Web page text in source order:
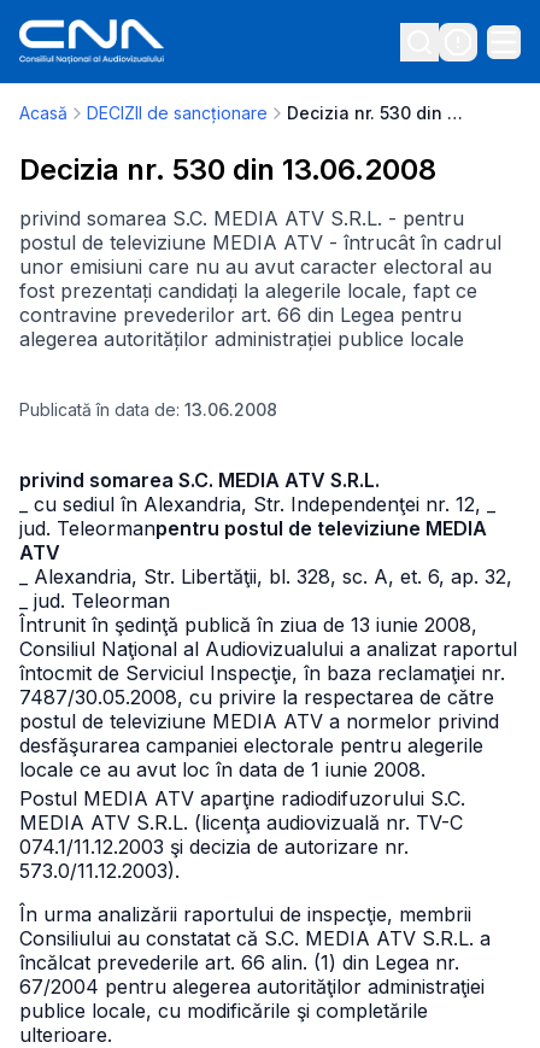
Acasă DECIZII de sancționare Decizia nr. 530 din 13.06.2008
Decizia nr. 530 din 13.06.2008
privind somarea S.C. MEDIA ATV S.R.L. - pentru
postul de televiziune MEDIA ATV - întrucât în cadrul
unor emisiuni care nu au avut caracter electoral au
fost prezentați candidați la alegerile locale, fapt ce
contravine prevederilor art. 66 din Legea pentru
alegerea autorităților administrației publice locale
Publicată în data de: 13.06.2008
privind somarea S.C. MEDIA ATV S.R.L.
_ cu sediul în Alexandria, Str. Independenţei nr. 12,
jud. Teleormanpentru postul de televiziune MEDIA
ATV
_ Alexandria, Str. Libertăţii, bl. 328, sc. A, et. 6, ap. 32,
_ jud. Teleorman
Întrunit în şedinţă publică în ziua de 13 iunie 2008,
Consiliul Naţional al Audiovizualului a analizat raportul
întocmit de Serviciul Inspecţie, în baza reclamaţiei nr.
7487/30.05.2008, cu privire la respectarea de către
postul de televiziune MEDIA ATV a normelor privind
desfăşurarea campaniei electorale pentru alegerile
locale ce au avut loc în data de 1 iunie 2008.
Postul MEDIA ATV aparţine radiodifuzorului S.C.
MEDIA ATV S.R.L. (licenţa audiovizuală nr. TV-C
074.1/11.12.2003 şi decizia de autorizare nr.
573.0/11.12.2003).
În urma analizării raportului de inspecţie, membrii
Consiliului au constatat că S.C. MEDIA ATV S.R.L. a
încălcat prevederile art. 66 alin. (1) din Legea nr.
67/2004 pentru alegerea autorităţilor administraţiei
publice locale, cu modificările şi completările
ulterioare.